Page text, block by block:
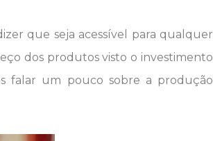
que seja acessível para qualquer
dos produtos visto o investimento
falar um pouco sobre a produção